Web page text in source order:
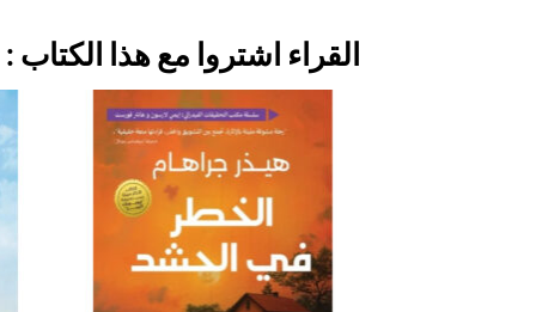
القراء اشتروا مع هذا الكتاب :